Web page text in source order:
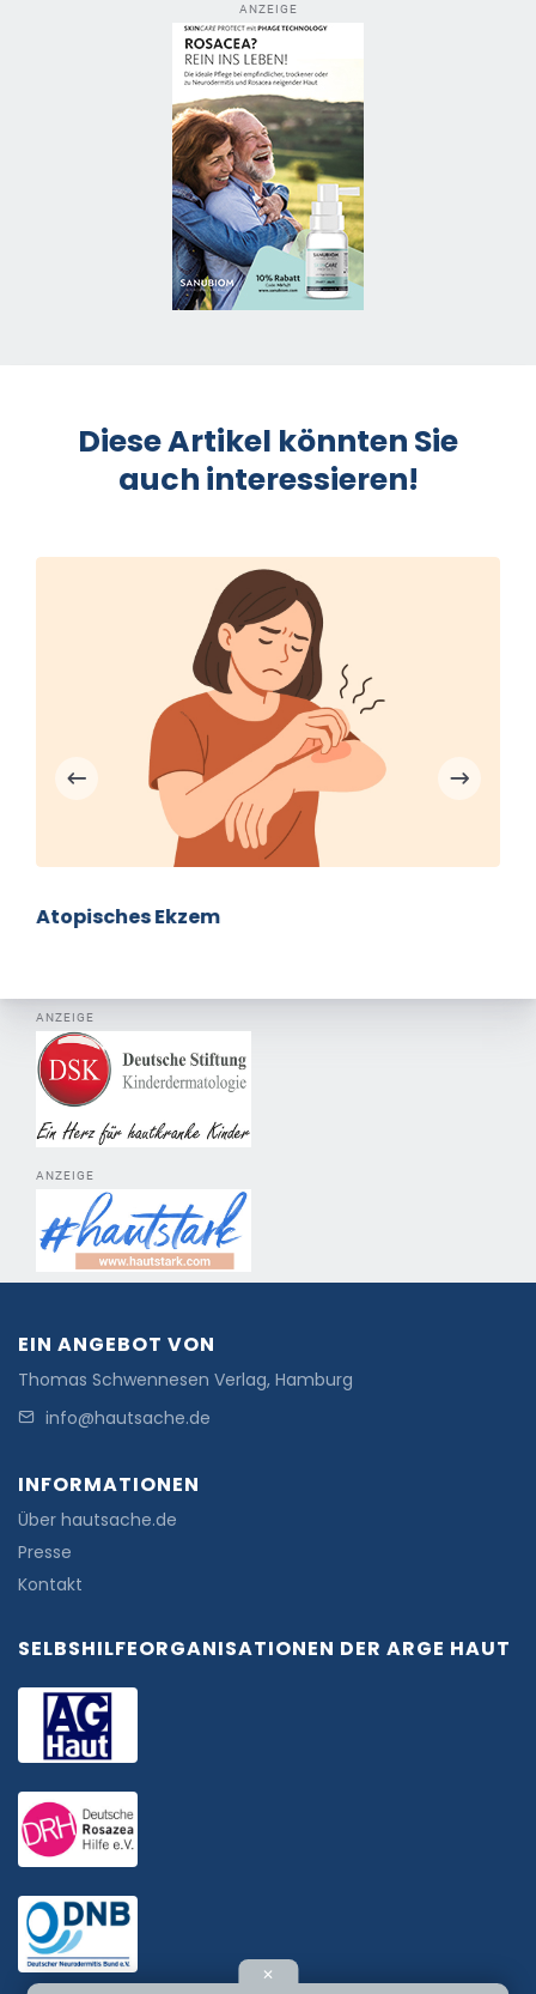
ANZEIGE
Diese Artikel könnten Sie
auch interessieren!
Atopisches Ekzem
ANZEIGE
ANZEIGE
EIN ANGEBOT VON
Thomas Schwennesen Verlag, Hamburg
info@hautsache.de
INFORMATIONEN
Über hautsache.de
Presse
Kontakt
SELBSHILFEORGANISATIONEN DER ARGE HAUT
✕